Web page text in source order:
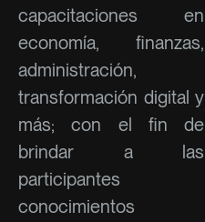
capacitaciones en
economía, finanzas,
administración,
transformación digital y
más; con el fin de
brindar a las
participantes
conocimientos